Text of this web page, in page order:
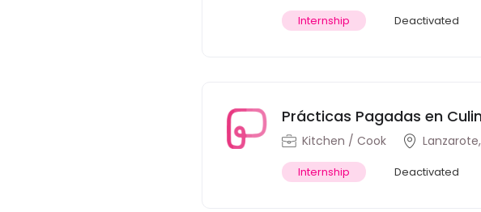
Internship Deactivated
Prácticas Pagadas en
Kitchen / Cook
Internship Deactivated